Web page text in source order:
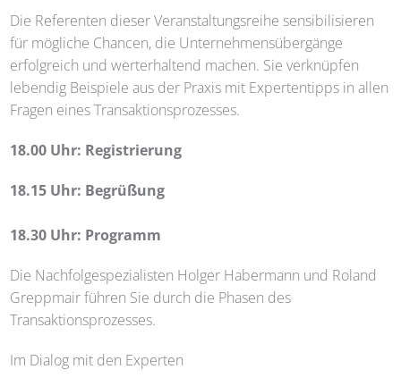
Die Referenten dieser Veranstaltungsreihe sensibilisieren
für mögliche Chancen, die Unternehmensübergänge
erfolgreich und werterhaltend machen. Sie verknüpfen
lebendig Beispiele aus der Praxis mit Expertentipps in allen
Fragen eines Transaktionsprozesses.
18.00 Uhr: Registrierung
18.15 Uhr: Begrüßung
18.30 Uhr: Programm
Die Nachfolgespezialisten Holger Habermann und Roland
Greppmair führen Sie durch die Phasen des
Transaktionsprozesses.
Im Dialog mit den Experten